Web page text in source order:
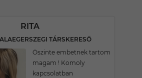
RITA
TÁRSKERESŐ
Öszinte embetnek tartom
magam ! Komoly
kapcsolatban